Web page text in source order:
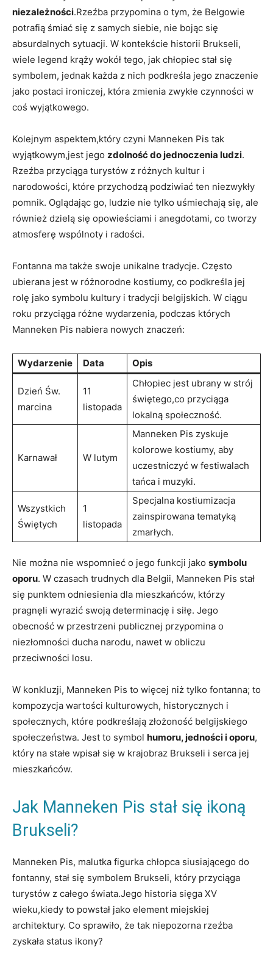
niezależności.Rzeźba przypomina o tym, że Belgowie⁣
potrafią⁣ śmiać się z samych‌ siebie, nie bojąc⁢ się
absurdalnych sytuacji.⁢ W kontekście⁤ historii Brukseli,
wiele legend krąży wokół tego, jak chłopiec ​stał ​się
symbolem, jednak każda ​z nich podkreśla jego znaczenie
jako postaci ironiczej, ⁢która ‌zmienia‍ zwykłe czynności w
coś wyjątkowego.
Kolejnym aspektem,który czyni ⁣Manneken Pis tak
⁢wyjątkowym,jest jego zdolność ⁤do jednoczenia ludzi.
Rzeźba przyciąga turystów z różnych kultur i
narodowości, które przychodzą ⁣podziwiać ten niezwykły
pomnik. Oglądając go,‌ ludzie ⁣nie tylko uśmiechają się, ale
również dzielą się opowieściami‌ i anegdotami, ⁣co tworzy
atmosferę wspólnoty i‍ radości.
Fontanna ma także swoje unikalne tradycje. Często
ubierana⁣ jest w różnorodne kostiumy, co podkreśla jej
rolę ⁤jako symbolu kultury i tradycji belgijskich. W ciągu
⁣roku przyciąga różne wydarzenia, podczas których
Manneken Pis⁣ nabiera ⁢nowych znaczeń:
Wydarzenie Data Opis
Dzień Św.
marcina
11
listopada
Chłopiec jest ubrany w ⁣strój
świętego,co przyciąga
lokalną społeczność.
Karnawał W lutym
Manneken Pis zyskuje
kolorowe kostiumy,⁣ aby
uczestniczyć​ w festiwalach
tańca i muzyki.
Wszystkich
Świętych
1
listopada
Specjalna kostiumizacja
zainspirowana ⁢tematyką
zmarłych.
Nie można nie wspomnieć o jego funkcji​ jako symbolu
oporu. W czasach trudnych⁤ dla Belgii, ⁣Manneken Pis​ stał
⁤się punktem odniesienia dla mieszkańców, ‍którzy
⁣pragnęli wyrazić swoją ‌determinację i siłę. Jego
obecność w przestrzeni publicznej przypomina o
‍niezłomności ducha narodu, nawet ⁢w obliczu
przeciwności losu.
W konkluzji, Manneken Pis to więcej niż tylko fontanna; to
kompozycja wartości kulturowych, historycznych i
społecznych, które podkreślają złożoność belgijskiego
społeczeństwa. Jest to symbol humoru, jedności i oporu,
który na stałe wpisał się ⁣w‍ krajobraz Brukseli i serca jej
mieszkańców.
Jak Manneken Pis stał​ się ikoną
Brukseli?
Manneken ⁤Pis, malutka figurka‍ chłopca‍ siusiającego do
⁤fontanny, ​stał się symbolem⁢ Brukseli,​ który ​przyciąga
turystów z całego świata.Jego historia sięga XV
wieku,kiedy to powstał jako⁣ element ‍miejskiej
architektury. Co sprawiło, że tak niepozorna rzeźba
zyskała‍ status ikony?